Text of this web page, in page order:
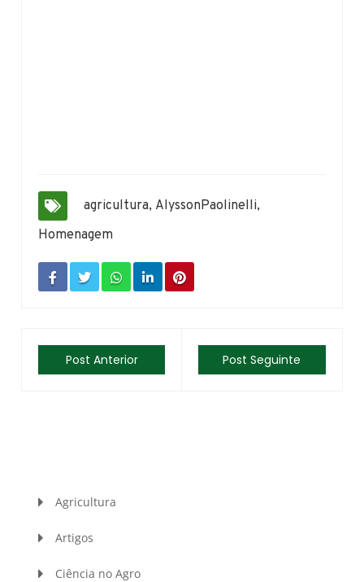
agricultura, AlyssonPaolinelli,
Homenagem
Post Anterior Post Seguinte
Agricultura
Artigos
Ciência no Agro